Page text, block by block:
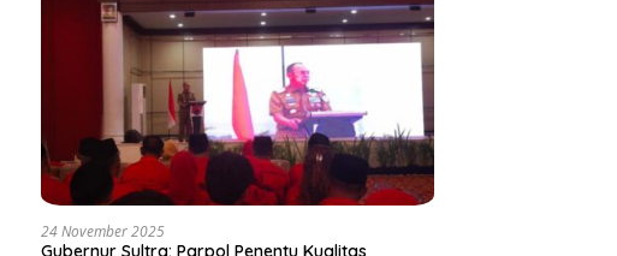
24 November 2025
Gubernur Sultra: Parpol Penentu Kualitas